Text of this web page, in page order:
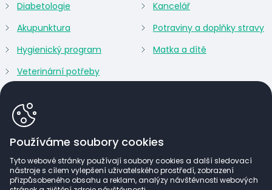
Používáme soubory cookies
Tyto webové stránky používají soubory cookies a další sledovací
nástroje s cílem vylepšení uživatelského prostředí, zobrazení
přizpůsobeného obsahu a reklam, analýzy návštěvnosti webových
Diabetologie
Akupunktura
Hygienický program
Veterinární potřeby
Kancelář
Potraviny a doplňky stravy
Matka a dítě